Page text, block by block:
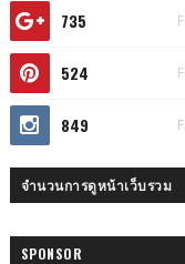
735
524
849
จำนวนการดูหน้าเว็บรวม
SPONSOR